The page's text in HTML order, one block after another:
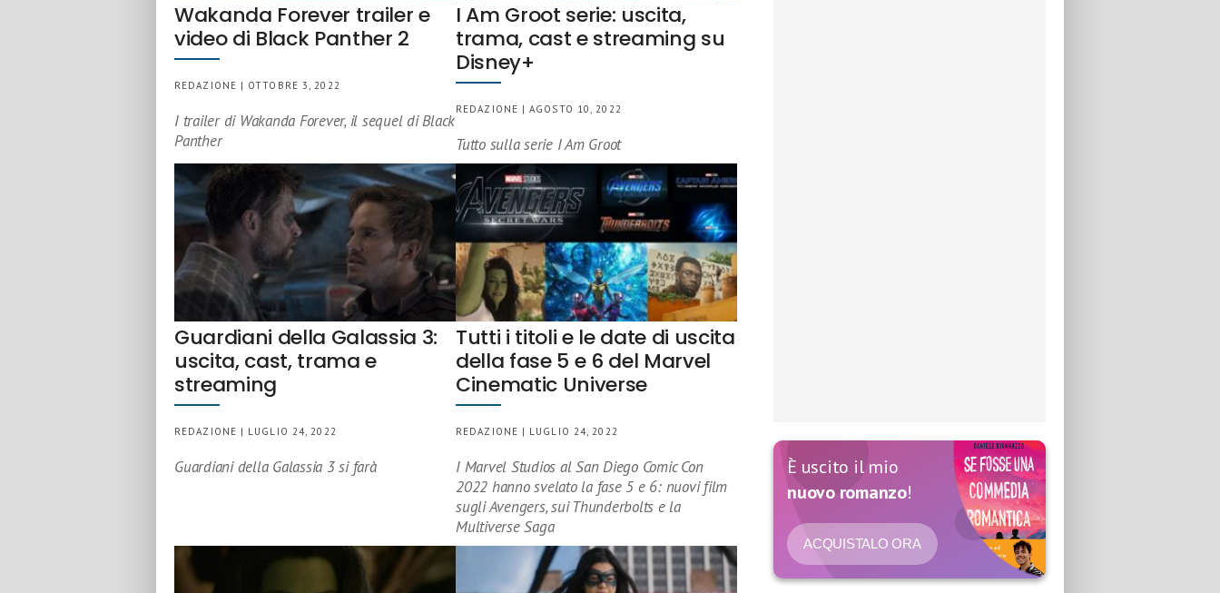
Wakanda Forever trailer e
video di Black Panther 2
REDAZIONE | OTTOBRE 3, 2022
I trailer di Wakanda Forever, il sequel di Black
Panther
I Am Groot serie: uscita,
trama, cast e streaming su
Disney+
REDAZIONE | AGOSTO 10, 2022
Tutto sulla serie I Am Groot
Guardiani della Galassia 3:
uscita, cast, trama e
streaming
REDAZIONE | LUGLIO 24, 2022
Guardiani della Galassia 3 si farà
Tutti i titoli e le date di uscita
della fase 5 e 6 del Marvel
Cinematic Universe
REDAZIONE | LUGLIO 24, 2022
I Marvel Studios al San Diego Comic Con
2022 hanno svelato la fase 5 e 6: nuovi film
sugli Avengers, sui Thunderbolts e la
Multiverse Saga
È uscito il mio
nuovo romanzo!
ACQUISTALO ORA